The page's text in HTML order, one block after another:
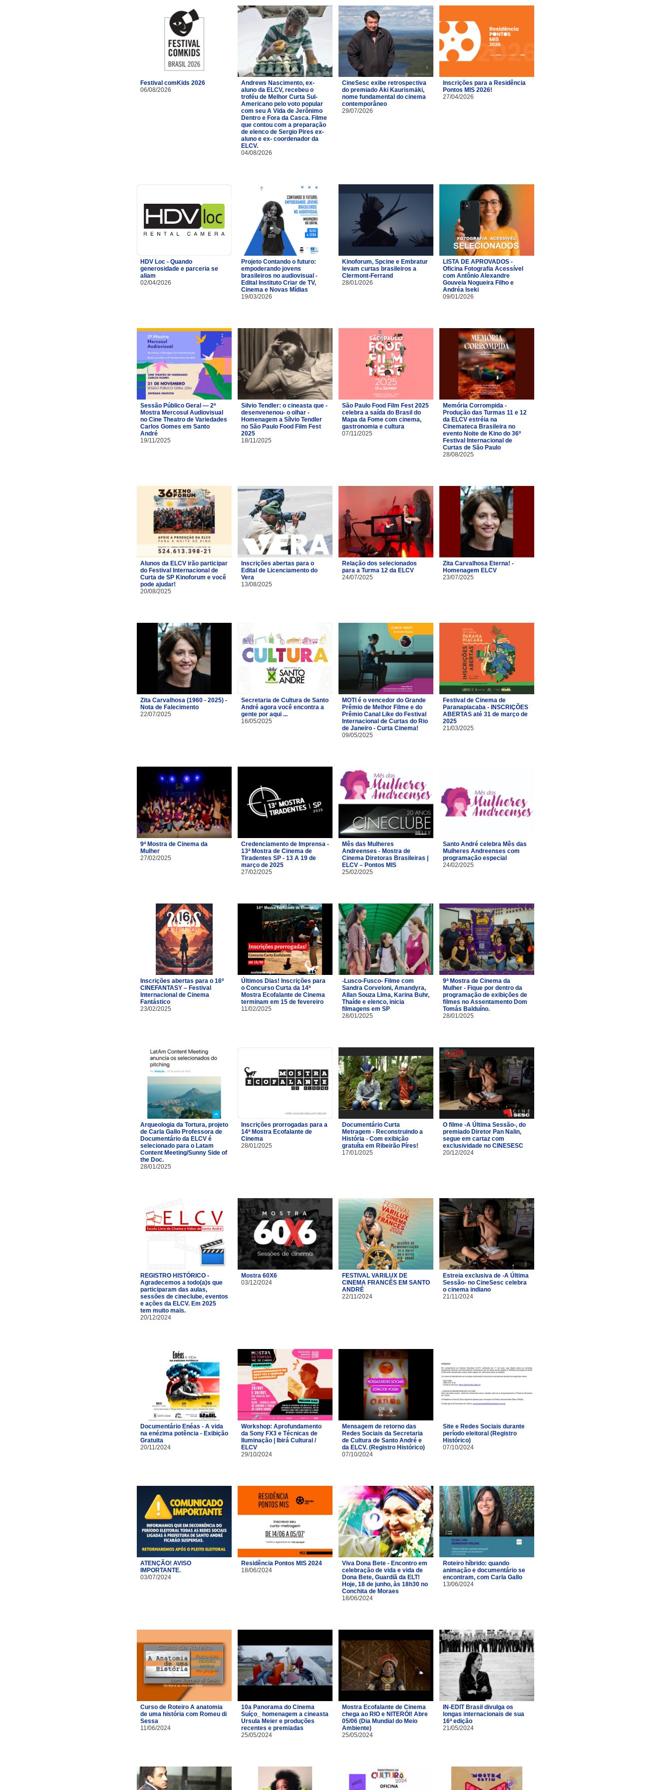
Festival comKids 2026
06/08/2026
Andrews Nascimento, ex-
aluno da ELCV, recebeu o
troféu de Melhor Curta Sul-
Americano pelo voto popular
com seu A Vida de Jerônimo
Dentro e Fora da Casca. Filme
que contou com a preparação
de elenco de Sergio Pires ex-
aluno e ex- coordenador da
ELCV.
04/08/2026
CineSesc exibe retrospectiva
do premiado Aki Kaurismäki,
nome fundamental do cinema
contemporâneo
29/07/2026
Inscrições para a Residência
Pontos MIS 2026!
27/04/2026
HDV Loc - Quando
generosidade e parceria se
aliam
02/04/2026
Projeto Contando o futuro:
empoderando jovens
brasileiros no audiovisual -
Edital Instituto Criar de TV,
Cinema e Novas Mídias
19/03/2026
Kinoforum, Spcine e Embratur
levam curtas brasileiros a
Clermont-Ferrand
28/01/2026
LISTA DE APROVADOS -
Oficina Fotografia Acessível
com Antônio Alexandre
Gouveia Nogueira Filho e
Andréa Iseki
09/01/2026
Sessão Público Geral — 2ª
Mostra Mercosul Audiovisual
no Cine Theatro de Variedades
Carlos Gomes em Santo
André
19/11/2025
Silvio Tendler: o cineasta que -
desenvenenou- o olhar -
Homenagem a Sílvio Tendler
no São Paulo Food Film Fest
2025
18/11/2025
São Paulo Food Film Fest 2025
celebra a saída do Brasil do
Mapa da Fome com cinema,
gastronomia e cultura
07/11/2025
Memória Corrompida -
Produção das Turmas 11 e 12
da ELCV estréia na
Cinemateca Brasileira no
evento Noite de Kino do 36º
Festival Internacional de
Curtas de São Paulo
28/08/2025
Alunos da ELCV irão participar
do Festival Internacional de
Curta de SP Kinoforum e você
pode ajudar!
20/08/2025
Inscrições abertas para o
Edital de Licenciamento do
Vera
13/08/2025
Relação dos selecionados
para a Turma 12 da ELCV
24/07/2025
Zita Carvalhosa Eterna! -
Homenagem ELCV
23/07/2025
Zita Carvalhosa (1960 - 2025) -
Nota de Falecimento
22/07/2025
Secretaria de Cultura de Santo
André agora você encontra a
gente por aqui ...
16/05/2025
MOTI é o vencedor do Grande
Prêmio de Melhor Filme e do
Prêmio Canal Like do Festival
Internacional de Curtas do Rio
de Janeiro - Curta Cinema!
09/05/2025
Festival de Cinema de
Paranapiacaba - INSCRIÇÕES
ABERTAS até 31 de março de
2025
21/03/2025
9ª Mostra de Cinema da
Mulher
27/02/2025
Credenciamento de Imprensa -
13ª Mostra de Cinema de
Tiradentes SP - 13 A 19 de
março de 2025
27/02/2025
Mês das Mulheres
Andreenses - Mostra de
Cinema Diretoras Brasileiras |
ELCV – Pontos MIS
25/02/2025
Santo André celebra Mês das
Mulheres Andreenses com
programação especial
24/02/2025
Inscrições abertas para o 16º
CINEFANTASY – Festival
Internacional de Cinema
Fantástico
23/02/2025
Últimos Dias! Inscrições para
o Concurso Curta da 14ª
Mostra Ecofalante de Cinema
terminam em 15 de fevereiro
11/02/2025
-Lusco-Fusco- Filme com
Sandra Corveloni, Amandyra,
Allan Souza LIma, Karina Buhr,
Thaíde e elenco, inicia
filmagens em SP
28/01/2025
9ª Mostra de Cinema da
Mulher - Fique por dentro da
programação de exibições de
filmes no Assentamento Dom
Tomás Balduíno.
28/01/2025
Arqueologia da Tortura, projeto
de Carla Gallo Professora de
Documentário da ELCV é
selecionado para o Latam
Content Meeting/Sunny Side of
the Doc.
28/01/2025
Inscrições prorrogadas para a
14ª Mostra Ecofalante de
Cinema
28/01/2025
Documentário Curta
Metragem - Reconstruindo a
História - Com exibição
gratuíta em Ribeirão Píres!
17/01/2025
O filme -A Última Sessão-, do
premiado Diretor Pan Nalin,
segue em cartaz com
exclusividade no CINESESC
20/12/2024
REGISTRO HISTÓRICO -
Agradecemos a todo(a)s que
participaram das aulas,
sessões de cineclube, eventos
e ações da ELCV. Em 2025
tem muito mais.
20/12/2024
Mostra 60X6
03/12/2024
FESTIVAL VARILUX DE
CINEMA FRANCÊS EM SANTO
ANDRÉ
22/11/2024
Estreia exclusiva de -A Última
Sessão- no CineSesc celebra
o cinema indiano
21/11/2024
Documentário Enéas - A vida
na enézima potência - Exibição
Gratuita
20/11/2024
Workshop: Aprofundamento
da Sony FX3 e Técnicas de
Iluminação | Ibirá Cultural /
ELCV
29/10/2024
Mensagem de retorno das
Redes Sociais da Secretaria
de Cultura de Santo André e
da ELCV. (Registro Histórico)
07/10/2024
Site e Redes Sociais durante
período eleitoral (Registro
Histórico)
07/10/2024
ATENÇÃO! AVISO
IMPORTANTE.
03/07/2024
Residência Pontos MIS 2024
18/06/2024
Viva Dona Bete - Encontro em
celebração de vida e vida de
Dona Bete, Guardiã da ELT!
Hoje, 18 de junho, às 18h30 no
Conchita de Moraes
18/06/2024
Roteiro híbrido: quando
animação e documentário se
encontram, com Carla Gallo
13/06/2024
Curso de Roteiro A anatomia
de uma história com Romeu di
Sessa
11/06/2024
10a Panorama do Cinema
Suíço_ homenagem a cineasta
Ursula Meier e produções
recentes e premiadas
25/05/2024
Mostra Ecofalante de Cinema
chega ao RIO e NITERÓI! Abre
05/06 (Dia Mundial do Meio
Ambiente)
25/05/2024
IN-EDIT Brasil divulga os
longas internacionais de sua
16ª edição
21/05/2024